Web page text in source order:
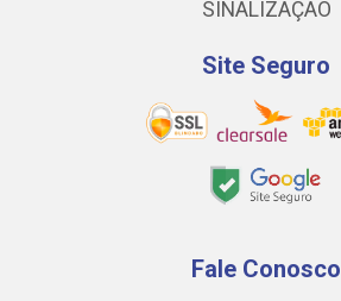
SINALIZAÇÃO
Site Seguro
Fale Conosco